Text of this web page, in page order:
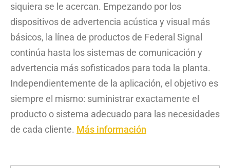
siquiera se le acercan. Empezando por los
dispositivos de advertencia acústica y visual más
básicos, la línea de productos de Federal Signal
continúa hasta los sistemas de comunicación y
advertencia más sofisticados para toda la planta.
Independientemente de la aplicación, el objetivo es
siempre el mismo: suministrar exactamente el
producto o sistema adecuado para las necesidades
de cada cliente. Más información